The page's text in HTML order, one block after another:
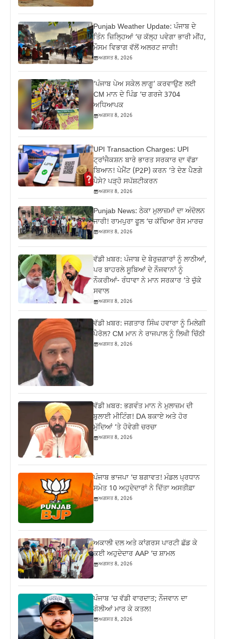
Punjab Weather Update: ਪੰਜਾਬ ਦੇ
ਤਿੰਨ ਜ਼‍ਿਲ੍ਹਿਆਂ ‘ਚ ਕੱਲ੍ਹ ਪਵੇਗਾ ਭਾਰੀ ਮੀਂਹ,
ਮੌਸਮ ਵਿਭਾਗ ਵੱਲੋਂ ਅਲਰਟ ਜਾਰੀ!
ਅਗਸਤ 8, 2026
‘ਪੰਜਾਬ ਪੇਅ ਸਕੇਲ ਲਾਗੂ’ ਕਰਵਾਉਣ ਲਈ
CM ਮਾਨ ਦੇ ਪਿੰਡ ‘ਚ ਗਰਜੇ 3704
ਅਧਿਆਪਕ
ਅਗਸਤ 8, 2026
UPI Transaction Charges: UPI
ਟ੍ਰਾਂਜੈਕਸ਼ਨ ਬਾਰੇ ਭਾਰਤ ਸਰਕਾਰ ਦਾ ਵੱਡਾ
ਬਿਆਨ! ਪੇਮੈਂਟ (P2P) ਕਰਨ ‘ਤੇ ਦੇਣ ਪੈਣਗੇ
ਪੈਸੇ? ਪੜ੍ਹੋ ਸਪੱਸ਼ਟੀਕਰਨ
ਅਗਸਤ 8, 2026
Punjab News: ਠੇਕਾ ਮੁਲਾਜ਼ਮਾਂ ਦਾ ਅੰਦੋਲਨ
ਜਾਰੀ! ਰਾਮਪੁਰਾ ਫੂਲ ‘ਚ ਕੱਢਿਆ ਰੋਸ ਮਾਰਚ
ਅਗਸਤ 8, 2026
ਵੱਡੀ ਖ਼ਬਰ: ਪੰਜਾਬ ਦੇ ਬੇਰੁਜ਼ਗਾਰਾਂ ਨੂੰ ਲਾਠੀਆਂ,
ਪਰ ਬਾਹਰਲੇ ਸੂਬਿਆਂ ਦੇ ਨੌਜਵਾਨਾਂ ਨੂੰ
ਨੌਕਰੀਆਂ- ਰੰਧਾਵਾ ਨੇ ਮਾਨ ਸਰਕਾਰ ‘ਤੇ ਚੁੱਕੇ
ਸਵਾਲ
ਅਗਸਤ 8, 2026
ਵੱਡੀ ਖ਼ਬਰ: ਜਗਤਾਰ ਸਿੰਘ ਹਵਾਰਾ ਨੂੰ ਮਿਲੇਗੀ
ਪੈਰੋਲ? CM ਮਾਨ ਨੇ ਰਾਜਪਾਲ ਨੂੰ ਲਿਖੀ ਚਿੱਠੀ
ਅਗਸਤ 8, 2026
ਵੱਡੀ ਖ਼ਬਰ: ਭਗਵੰਤ ਮਾਨ ਨੇ ਮੁਲਾਜ਼ਮ ਦੀ
ਬੁਲਾਈ ਮੀਟਿੰਗ! DA ਬਕਾਏ ਅਤੇ ਹੋਰ
ਮੁੱਦਿਆਂ ‘ਤੇ ਹੋਵੇਗੀ ਚਰਚਾ
ਅਗਸਤ 8, 2026
ਪੰਜਾਬ ਭਾਜਪਾ ‘ਚ ਬਗਾਵਤ! ਮੰਡਲ ਪ੍ਰਧਾਨ
ਸਮੇਤ 10 ਅਹੁਦੇਦਾਰਾਂ ਨੇ ਦਿੱਤਾ ਅਸਤੀਫ਼ਾ
ਅਗਸਤ 8, 2026
ਅਕਾਲੀ ਦਲ ਅਤੇ ਕਾਂਗਰਸ ਪਾਰਟੀ ਛੱਡ ਕੇ
ਕਈ ਅਹੁਦੇਦਾਰ AAP ‘ਚ ਸ਼ਾਮਲ
ਅਗਸਤ 8, 2026
ਪੰਜਾਬ ‘ਚ ਵੱਡੀ ਵਾਰਦਾਤ; ਨੌਜਵਾਨ ਦਾ
ਗੋਲੀਆਂ ਮਾਰ ਕੇ ਕਤਲ!
ਅਗਸਤ 8, 2026